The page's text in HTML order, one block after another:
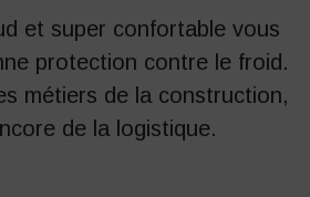
et super confortable vous
protection contre le froid.
métiers de la construction,
de la logistique.